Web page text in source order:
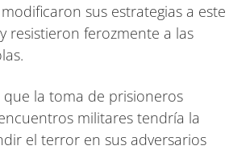
sus estrategias a este
resistieron ferozmente a las
que la toma de prisioneros
militares tendría la
el terror en sus adversarios